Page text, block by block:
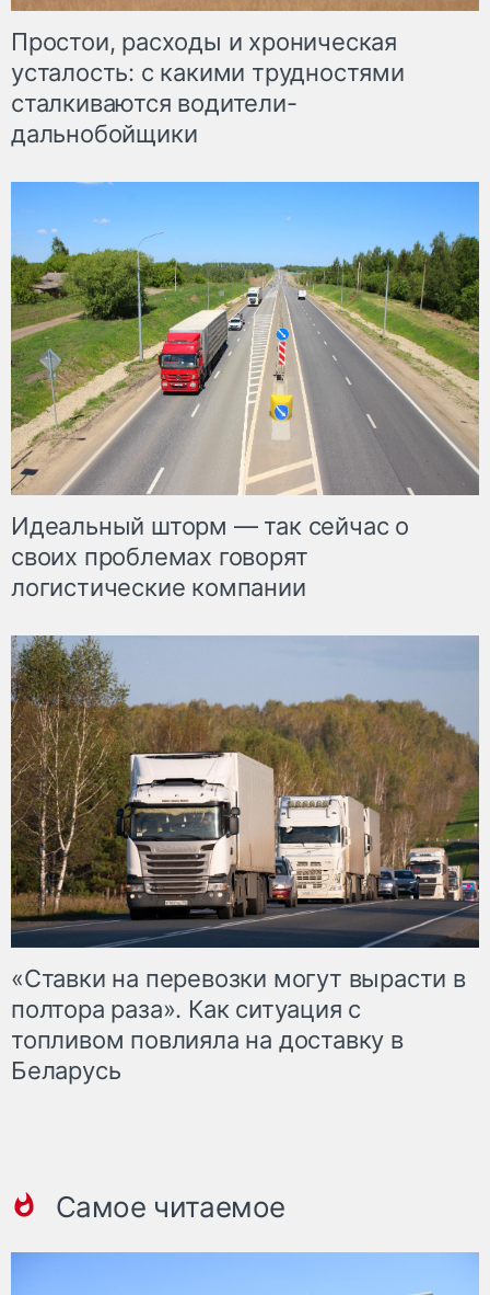
Простои, расходы и хроническая
усталость: с какими трудностями
сталкиваются водители-
дальнобойщики
Идеальный шторм — так сейчас о
своих проблемах говорят
логистические компании
«Ставки на перевозки могут вырасти в
полтора раза». Как ситуация с
топливом повлияла на доставку в
Беларусь
Самое читаемое